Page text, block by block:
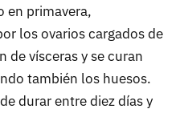
en primavera,
los ovarios cargados de
de vísceras y se curan
también los huesos.
durar entre diez días y